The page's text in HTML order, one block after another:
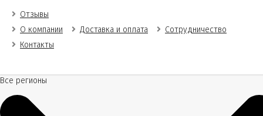
Отзывы
О компании
Доставка и оплата
Сотрудничество
Контакты
Все регионы